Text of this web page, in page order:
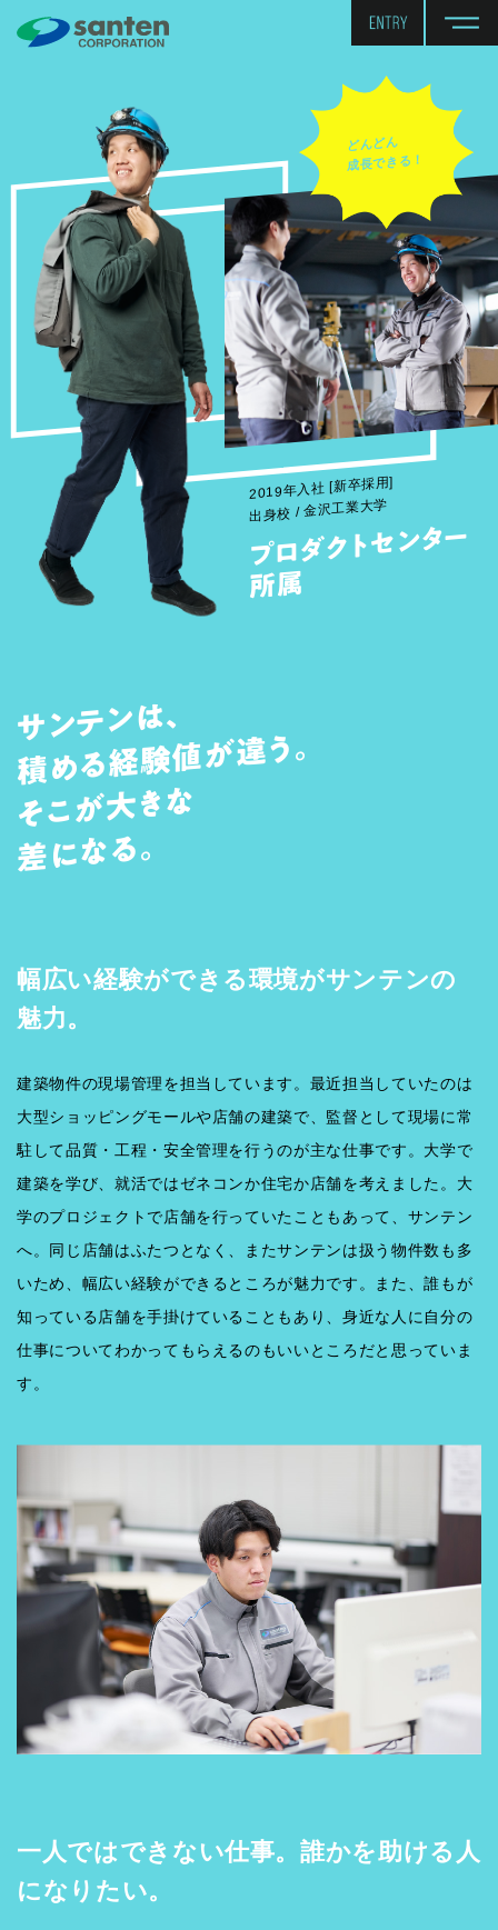
どんどん
成長できる！
2019年入社 [新卒採用]
出身校 / 金沢工業大学
プロ
ダクトセンター
所
属
サンテンは、
積める経験値が違う。
そこが大きな
差になる。
幅広い経験ができる環境がサンテンの
魅力。
建築物件の現場管理を担当しています。最近担当していたのは
大型ショッピングモールや店舗の建築で、監督として現場に常
駐して品質・工程・安全管理を行うのが主な仕事です。大学で
建築を学び、就活ではゼネコンか住宅か店舗を考えました。大
学のプロジェクトで店舗を行っていたこともあって、サンテン
へ。同じ店舗はふたつとなく、またサンテンは扱う物件数も多
いため、幅広い経験ができるところが魅力です。また、誰もが
知っている店舗を手掛けていることもあり、身近な人に自分の
仕事についてわかってもらえるのもいいところだと思っていま
す。
一人ではできない仕事。誰かを助ける人
になりたい。